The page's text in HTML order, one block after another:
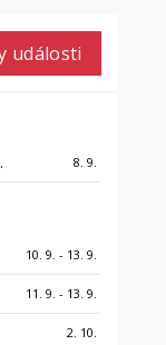
události
8. 9.
10. 9. - 13. 9.
11. 9. - 13. 9.
2. 10.